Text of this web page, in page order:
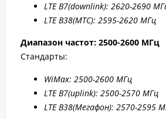
LTE B7(downlink): 2620-2690
LTE B38(МТС): 2595-2620 МГц
Диапазон частот: 2500-2600 МГц
Стандарты:
WiMax: 2500-2600 МГц
LTE B7(uplink): 2500-2570 МГц
LTE B38(Мегафон): 2570-2595